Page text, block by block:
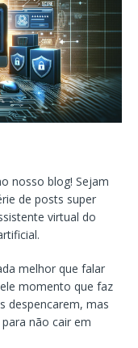
nosso blog! Sejam
de posts super
virtual do
melhor que falar
momento que faz
despencarem, mas
não cair em